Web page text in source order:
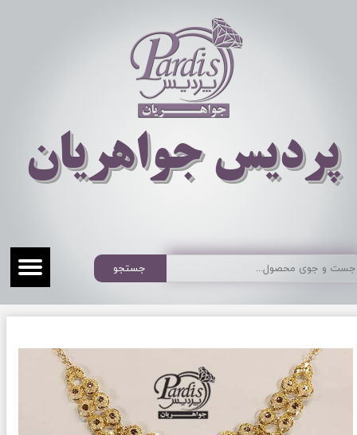
​​​​پردیس جواهریان
جستجو